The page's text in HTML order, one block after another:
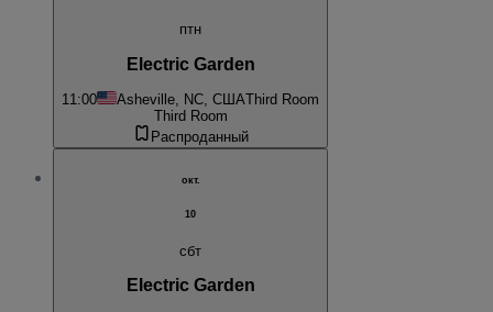
птн
Electric Garden
11:00 Asheville, NC, СШАThird Room
Third Room
Распроданный
окт.
10
сбт
Electric Garden